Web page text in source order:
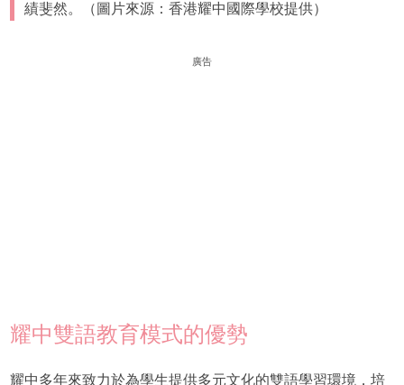
績斐然。（圖片來源：香港耀中國際學校提供）
廣告
耀中雙語教育模式的優勢
耀中多年來致力於為學生提供多元文化的雙語學習環境，培